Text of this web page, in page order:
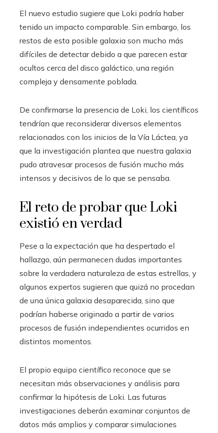
El nuevo estudio sugiere que Loki podría haber
tenido un impacto comparable. Sin embargo, los
restos de esta posible galaxia son mucho más
difíciles de detectar debido a que parecen estar
ocultos cerca del disco galáctico, una región
compleja y densamente poblada.
De confirmarse la presencia de Loki, los científicos
tendrían que reconsiderar diversos elementos
relacionados con los inicios de la Vía Láctea, ya
que la investigación plantea que nuestra galaxia
pudo atravesar procesos de fusión mucho más
intensos y decisivos de lo que se pensaba.
El reto de probar que Loki
existió en verdad
Pese a la expectación que ha despertado el
hallazgo, aún permanecen dudas importantes
sobre la verdadera naturaleza de estas estrellas, y
algunos expertos sugieren que quizá no procedan
de una única galaxia desaparecida, sino que
podrían haberse originado a partir de varios
procesos de fusión independientes ocurridos en
distintos momentos.
El propio equipo científico reconoce que se
necesitan más observaciones y análisis para
confirmar la hipótesis de Loki. Las futuras
investigaciones deberán examinar conjuntos de
datos más amplios y comparar simulaciones